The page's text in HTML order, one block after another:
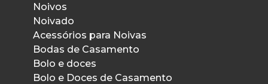
Noivos
Noivado
Acessórios para Noivas
Bodas de Casamento
Bolo e doces
Bolo e Doces de Casamento